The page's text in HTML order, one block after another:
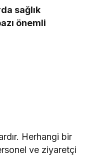
sağlık
önemli
Herhangi bir
ve ziyaretçi